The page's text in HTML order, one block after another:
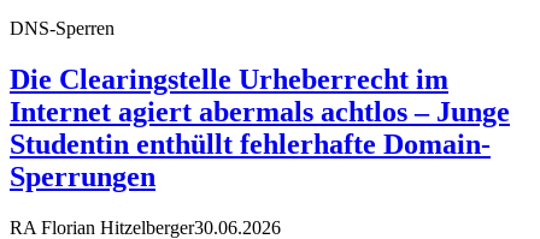
DNS-Sperren
Die Clearingstelle Urheberrecht im
Internet agiert abermals achtlos – Junge
Studentin enthüllt fehlerhafte Domain-
Sperrungen
RA Florian Hitzelberger30.06.2026